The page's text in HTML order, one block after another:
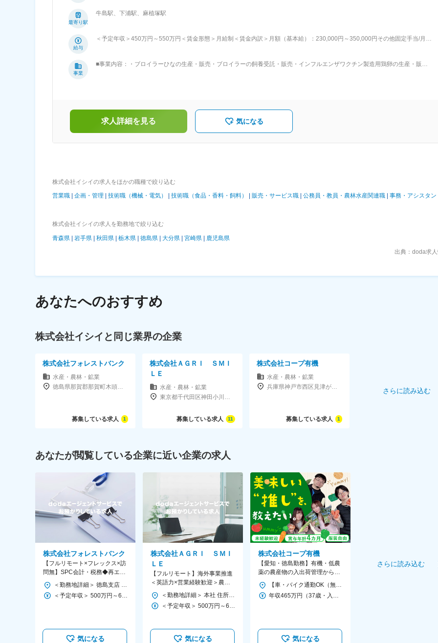
最寄り駅
牛島駅、下浦駅、麻植塚駅
給与
＜予定年収＞450万円～550万円＜賃金形態＞月給制＜賃金内訳＞月額（基本給）：230,000円～350,000円その他固定手当/月：
までも目安の金額であり、選考を通じて上下する可能性があります。月給(月額)は固定手当を含めた表記です。
事業
■事業内容：・ブロイラーひなの生産・販売・ブロイラーの飼養受託・販売・インフルエンザワクチン製造用鶏卵の生産・販
求人詳細を見る 気になる
株式会社イシイの求人をほかの職種で絞り込む
営業職 企画・管理 技術職（機械・電気） 技術職（食品・香料・飼料） 販売・サービス職 公務員・教員・農林水産関連職 事務・アシスタン
株式会社イシイの求人を勤務地で絞り込む
青森県 岩手県 秋田県 栃木県 徳島県 大分県 宮崎県
鹿児島県
出典：doda求
あなたへのおすすめ
株式会社イシイと同じ業界の企業
株式会社フォレストバンク
水産・農林・鉱業
募集している求人 1
株式会社ＡＧＲＩ ＳＭＩ
ＬＥ
水産・農林・鉱業
募集している求人 11
株式会社コープ有機
水産・農林・鉱業
募集している求人 1
さらに読み込む
あなたが閲覧している企業に近い企業の求人
株式会社フォレストバンク
【フルリモート×フレックス×訪
問無】SPC会計・税務◆再エネ
事業／SPC案件中心で専門スキ
ルを磨ける
気になる
株式会社ＡＧＲＩ ＳＭＩ
ＬＥ
【フルリモート】海外事業推進
＜英語力×営業経験歓迎＞農業
と地域課題の解決へ！0→1で立
ち上げ～拡大
気になる
株式会社コープ有機
【愛知・徳島勤務】有機・低農
薬の農産物の入出荷管理から販
売企画まで、幅広く担当しま
す。
気になる
さらに読み込む